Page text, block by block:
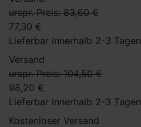
urspr. Preis: 83,60 €
77,30 €
Lieferbar innerhalb 2-3 Tagen
Versand
urspr. Preis: 104,50 €
98,20 €
Lieferbar innerhalb 2-3 Tagen
Kostenloser Versand